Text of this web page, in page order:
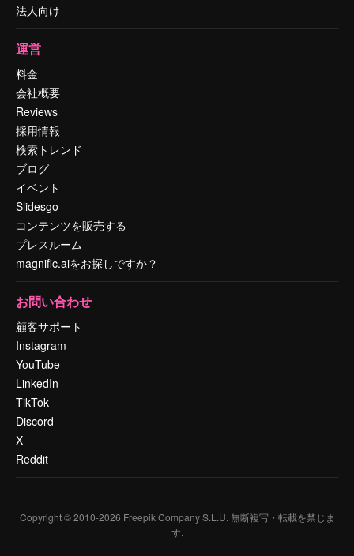
法人向け
運営
料金
会社概要
Reviews
採用情報
検索トレンド
ブログ
イベント
Slidesgo
コンテンツを販売する
プレスルーム
magnific.aiをお探しですか？
お問い合わせ
顧客サポート
Instagram
YouTube
LinkedIn
TikTok
Discord
X
Reddit
Copyright © 2010-2026 Freepik Company S.L.U. 無断複写・転載を禁じま
す.